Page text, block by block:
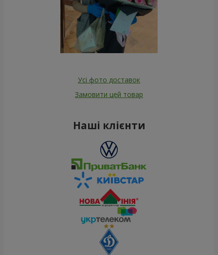
Усі фото доставок
Замовити цей товар
Наші клієнти